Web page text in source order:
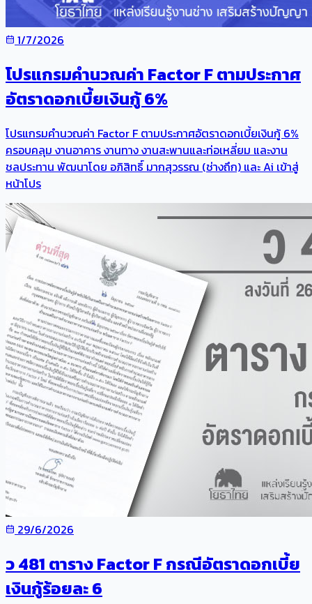
1/7/2026
โปรแกรมคำนวณค่า Factor F ตามประกาศ
อัตราดอกเบี้ยเงินกู้ 6%
โปรแกรมคำนวณค่า Factor F ตามประกาศอัตราดอกเบี้ยเงินกู้ 6%
ครอบคลุม งานอาคาร งานทาง งานสะพานและท่อเหลี่ยม และงาน
ชลประทาน พัฒนาโดย อภิสิทธิ์ มากสุวรรณ (ช่างถึก) และ Ai เข้าสู่
หน้าโปร
29/6/2026
ว 481 ตาราง Factor F กรณีอัตราดอกเบี้ย
เงินกู้ร้อยละ 6